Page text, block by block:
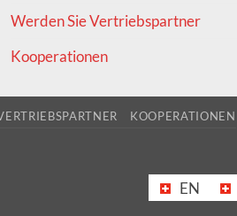
Werden Sie Vertriebspartner
Kooperationen
KOOPERATIONEN
EN